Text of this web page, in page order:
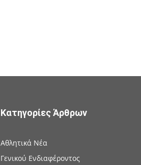
Κατηγορίες Άρθρων
Αθλητικά Νέα
Γενικού Ενδιαφέροντος